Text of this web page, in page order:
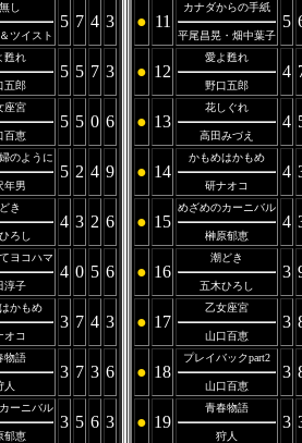
し
ツイスト
5 7 4 3
甦れ
五郎
5 5 7 3
座宮
百恵
5 5 0 6
のように
年男
5 2 4 9
き
ろし
4 3 2 6
ヨコハマ
淳子
4 0 5 6
かもめ
オコ
3 7 4 3
物語
人
3 7 3 6
ーニバル
郁恵
3 5 6 3
● 11
カナダからの手紙
平尾昌晃・畑中葉子
5
● 12
愛よ甦れ
野口五郎
4
● 13
花しぐれ
高田みづえ
4
● 14
かもめはかもめ
研ナオコ
4
● 15
めざめのカーニバル
榊原郁恵
4
● 16
潮どき
五木ひろし
3
● 17
乙女座宮
山口百恵
3
● 18
プレイバックpart2
山口百恵
3
● 19
青春物語
狩人
3